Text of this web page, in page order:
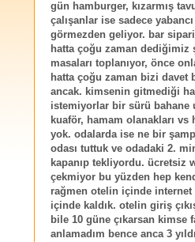
gün hamburger, kızarmış
çalışanlar ise sadece
görmezden geliyor. bar
hatta çoğu zaman
masaları toplanıyor, önce
hatta çoğu zaman bizi
ancak. kimsenin gitmediği
istemiyorlar bir sürü bahane
kuaför, hamam olanakları
yok. odalarda ise ne bir
odası tuttuk ve odadaki 2.
kapanıp tekliyordu. ücretsiz
çekmiyor bu yüzden hep
rağmen otelin içinde
içinde kaldık. otelin giriş
bile 10 güne çıkarsan kimse
anlamadım bence anca 3